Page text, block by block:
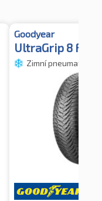
Goodyear
UltraGrip 8 FR
Zimní pneumatiky